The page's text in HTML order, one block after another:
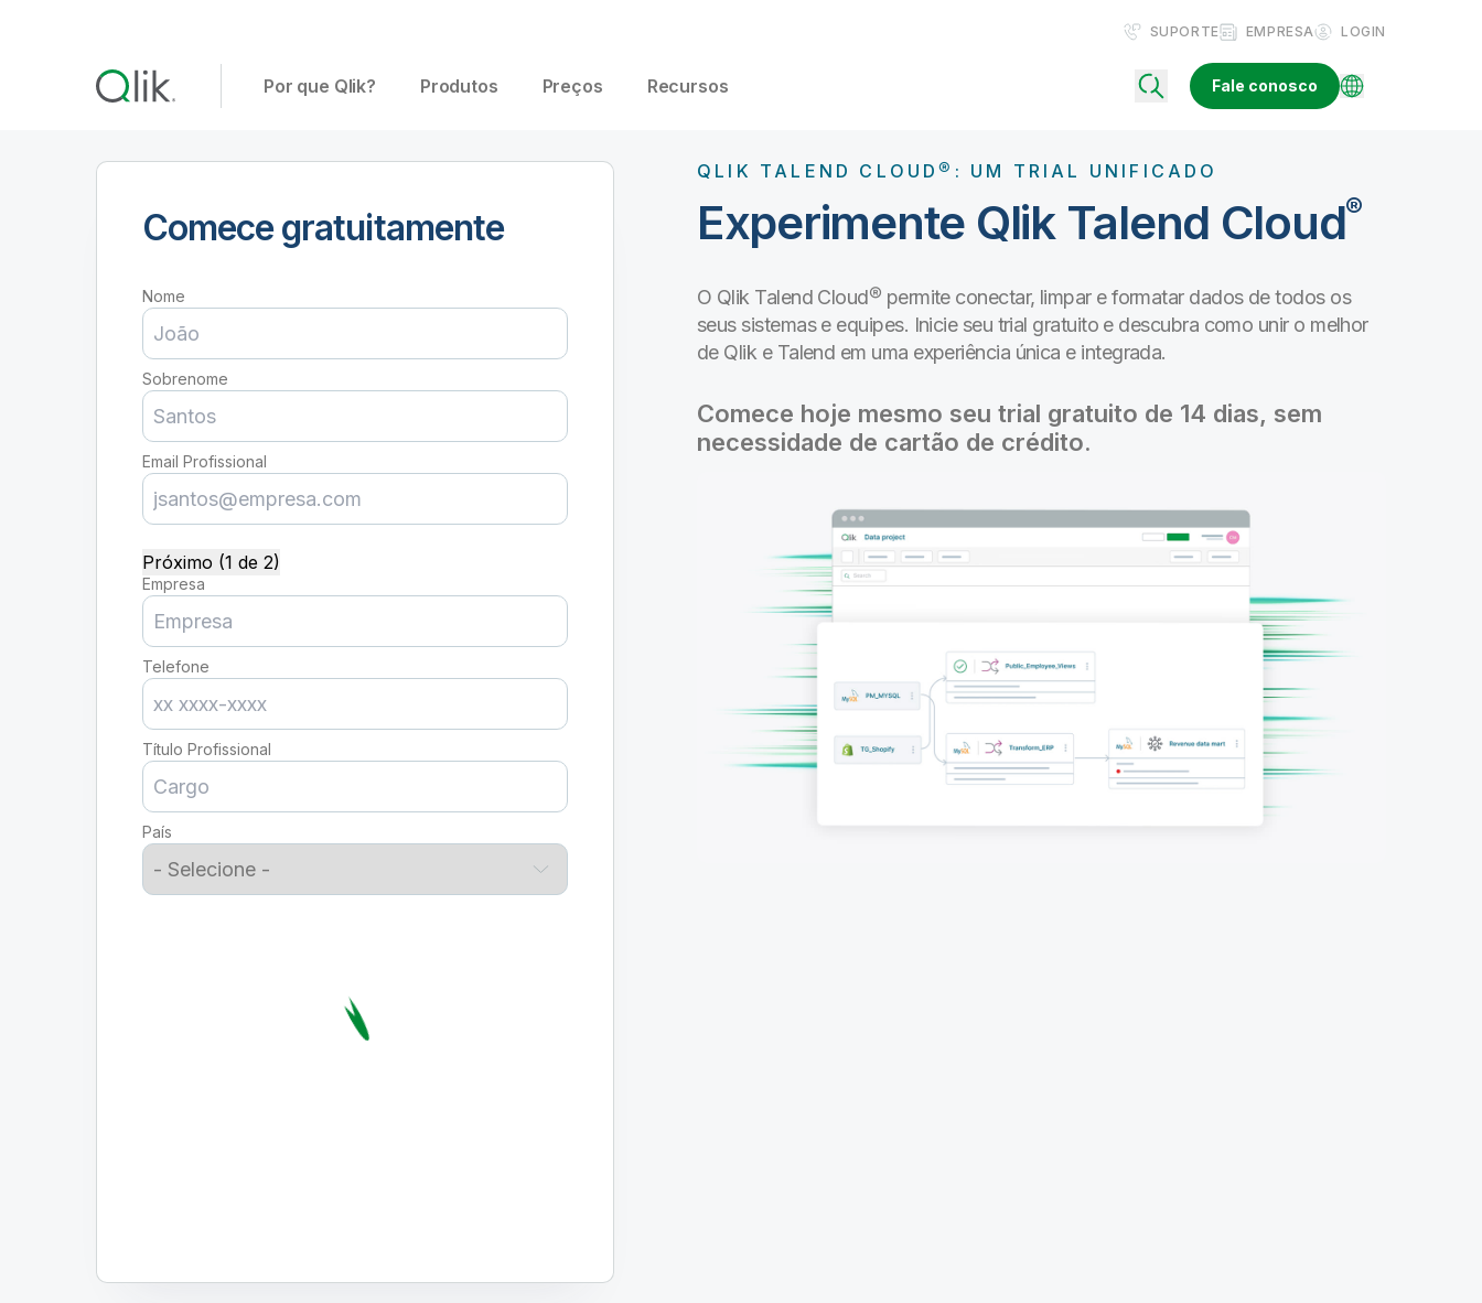
SUPORTE EMPRESA LOGIN
Por que Qlik? Produtos Preços Recursos Fale conosco
QLIK TALEND CLOUD®: UM TRIAL UNIFICADO
Experimente Qlik Talend Cloud®
O Qlik Talend Cloud® permite conectar, limpar e formatar dados de todos os
seus sistemas e equipes. Inicie seu trial gratuito e descubra como unir o melhor
de Qlik e Talend em uma experiência única e integrada.
Comece hoje mesmo seu trial gratuito de 14 dias, sem
necessidade de cartão de crédito.
Comece gratuitamente
Nome
Sobrenome
Email Profissional
Próximo (1 de 2)
Empresa
Telefone
Título Profissional
País